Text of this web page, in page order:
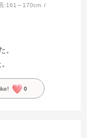
:161～170cm
。
0